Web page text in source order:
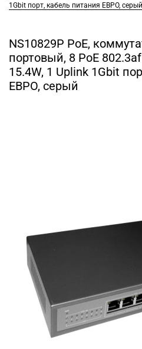
1Gbit порт, кабель питания ЕВРО, серый
NS10829P PoE,
портовый, 8 PoE
15.4W, 1 Uplink 1Gbit
ЕВРО, серый